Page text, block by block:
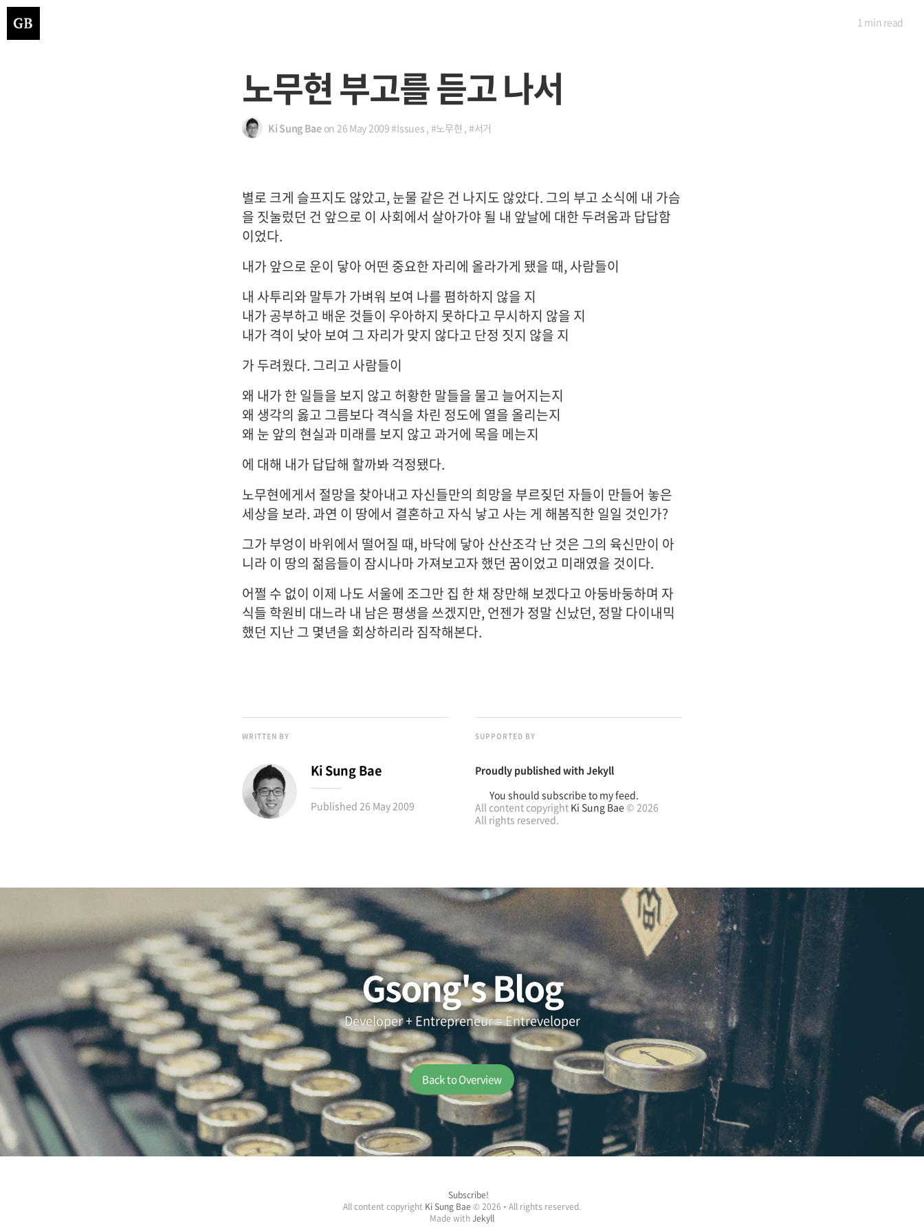
노무현 부고를 듣고 나서
Ki Sung Baeon 26 May 2009#Issues , #노무현 , #서거
1 min read
별로 크게 슬프지도 않았고, 눈물 같은 건 나지도 않았다. 그의 부고 소식에 내 가슴
을 짓눌렀던 건 앞으로 이 사회에서 살아가야 될 내 앞날에 대한 두려움과 답답함
이었다.
내가 앞으로 운이 닿아 어떤 중요한 자리에 올라가게 됐을 때, 사람들이
내 사투리와 말투가 가벼워 보여 나를 폄하하지 않을 지
내가 공부하고 배운 것들이 우아하지 못하다고 무시하지 않을 지
내가 격이 낮아 보여 그 자리가 맞지 않다고 단정 짓지 않을 지
가 두려웠다. 그리고 사람들이
왜 내가 한 일들을 보지 않고 허황한 말들을 물고 늘어지는지
왜 생각의 옳고 그름보다 격식을 차린 정도에 열을 올리는지
왜 눈 앞의 현실과 미래를 보지 않고 과거에 목을 메는지
에 대해 내가 답답해 할까봐 걱정됐다.
노무현에게서 절망을 찾아내고 자신들만의 희망을 부르짖던 자들이 만들어 놓은
세상을 보라. 과연 이 땅에서 결혼하고 자식 낳고 사는 게 해봄직한 일일 것인가?
그가 부엉이 바위에서 떨어질 때, 바닥에 닿아 산산조각 난 것은 그의 육신만이 아
니라 이 땅의 젊음들이 잠시나마 가져보고자 했던 꿈이었고 미래였을 것이다.
어쩔 수 없이 이제 나도 서울에 조그만 집 한 채 장만해 보겠다고 아둥바둥하며 자
식들 학원비 대느라 내 남은 평생을 쓰겠지만, 언젠가 정말 신났던, 정말 다이내믹
했던 지난 그 몇년을 회상하리라 짐작해본다.
WRITTEN BY
Ki Sung Bae
Published 26 May 2009
SUPPORTED BY
Proudly published withJekyll
You should subscribe to my feed.
All content copyright Ki Sung Bae© 2026
All rights reserved.
Gsong's Blog
Developer + Entrepreneur = Entreveloper
Back to Overview
Subscribe!
All content copyright Ki Sung Bae © 2026 • All rights reserved.
Made withJekyll